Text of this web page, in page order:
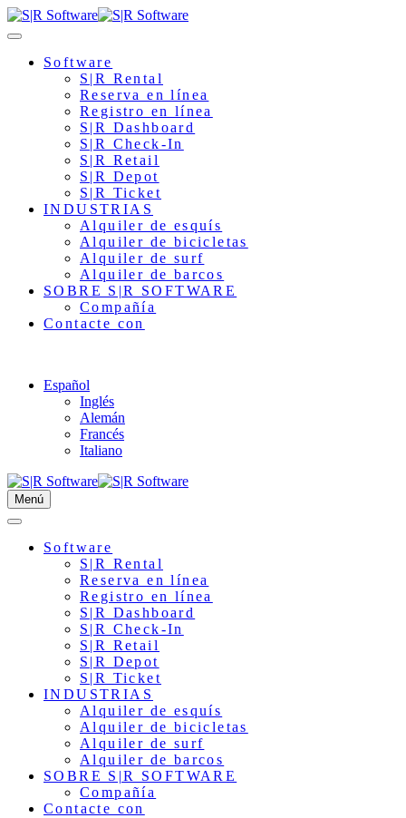
Software
S|R Rental
Reserva en línea
Registro en línea
S|R Dashboard
S|R Check-In
S|R Retail
S|R Depot
S|R Ticket
INDUSTRIAS
Alquiler de esquís
Alquiler de bicicletas
Alquiler de surf
Alquiler de barcos
SOBRE S|R SOFTWARE
Compañía
Contacte con
Español
Inglés
Alemán
Francés
Italiano
Menú
Software
S|R Rental
Reserva en línea
Registro en línea
S|R Dashboard
S|R Check-In
S|R Retail
S|R Depot
S|R Ticket
INDUSTRIAS
Alquiler de esquís
Alquiler de bicicletas
Alquiler de surf
Alquiler de barcos
SOBRE S|R SOFTWARE
Compañía
Contacte con